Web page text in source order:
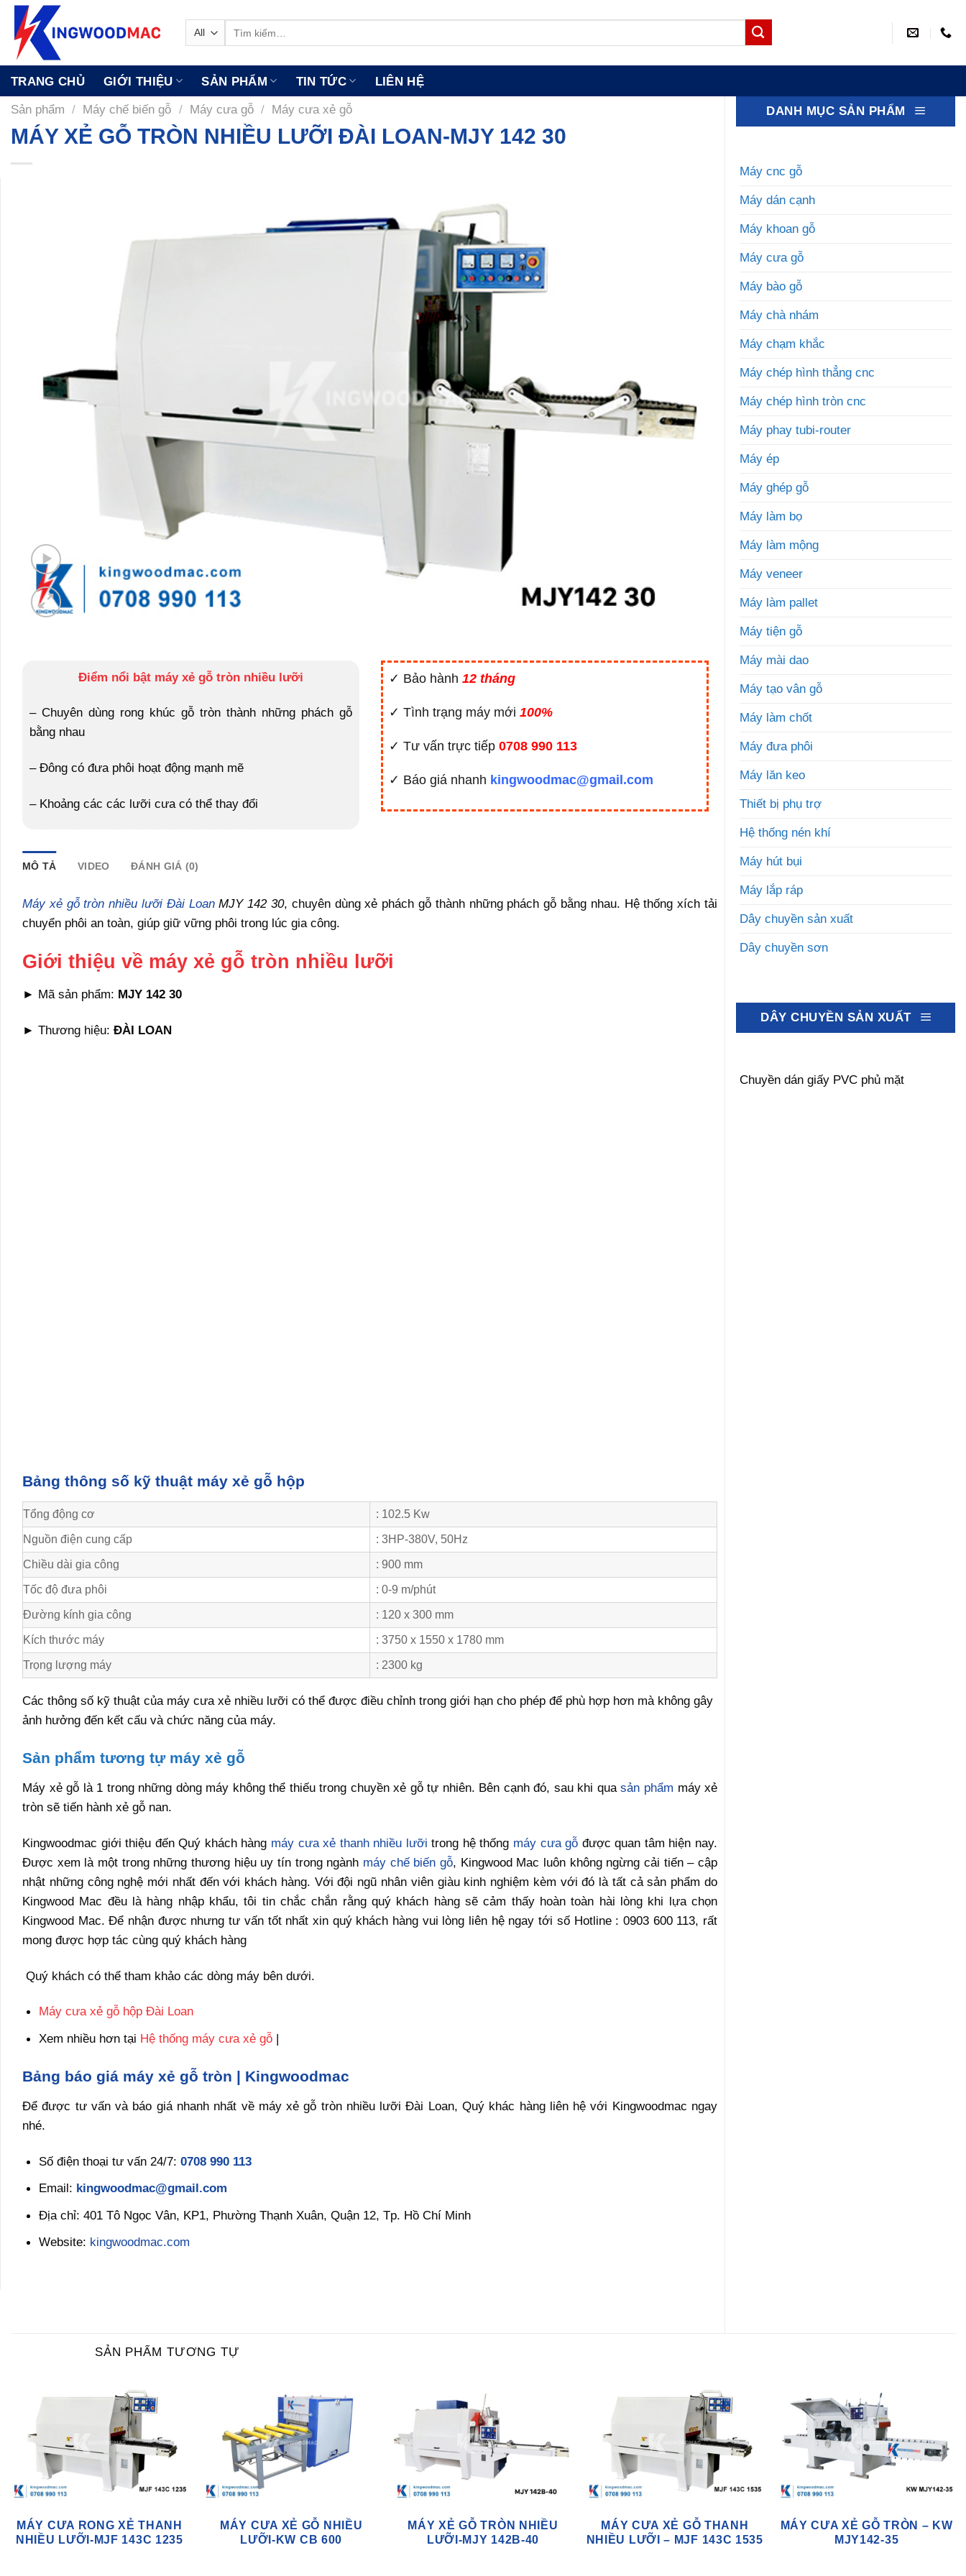
Skip
content
TRANG CHỦ GIỚI THIỆU SẢN PHẨM TIN TỨC
LIÊN HỆ
Sản phẩm / Máy chế biến gỗ / Máy cưa gỗ / Máy cưa xẻ gỗ
MÁY XẺ GỖ TRÒN NHIỀU LƯỠI ĐÀI LOAN-MJY 142 30
Điểm nổi bật máy xẻ gỗ tròn nhiều lưỡi
– Chuyên dùng rong khúc gỗ tròn thành những phách gỗ
bằng nhau
– Đông có đưa phôi hoạt động mạnh mẽ
– Khoảng các các lưỡi cưa có thể thay đổi
✓ Bảo hành 12 tháng
✓ Tình trạng máy mới 100%
✓ Tư vấn trực tiếp 0708 990 113
✓ Báo giá nhanh kingwoodmac@gmail.com
MÔ TẢ VIDEO ĐÁNH GIÁ (0)
Máy xẻ gỗ tròn nhiều lưỡi Đài LoanMJY 142 30, chuyên dùng xẻ phách gỗ thành những phách gỗ bằng nhau. Hệ thống xích tải
chuyển phôi an toàn, giúp giữ vững phôi trong lúc gia công.
Giới thiệu về máy xẻ gỗ tròn nhiều lưỡi
► Mã sản phẩm: MJY 142 30
► Thương hiệu: ĐÀI LOAN
Bảng thông số kỹ thuật máy xẻ gỗ hộp
Tổng động cơ : 102.5 Kw
Nguồn điện cung cấp : 3HP-380V, 50Hz
Chiều dài gia công : 900 mm
Tốc độ đưa phôi : 0-9 m/phút
Đường kính gia công : 120 x 300 mm
Kích thước máy : 3750 x 1550 x 1780 mm
Trọng lượng máy : 2300 kg
Các thông số kỹ thuật của máy cưa xẻ nhiều lưỡi có thể được điều chỉnh trong giới hạn cho phép để phù hợp hơn mà không gây
ảnh hưởng đến kết cấu và chức năng của máy.
Sản phẩm tương tự máy xẻ gỗ
Máy xẻ gỗ là 1 trong những dòng máy không thể thiếu trong chuyền xẻ gỗ tự nhiên. Bên cạnh đó, sau khi quasản phẩm máy xẻ
tròn sẽ tiến hành xẻ gỗ nan.
Kingwoodmac giới thiệu đến Quý khách hàng máy cưa xẻ thanh nhiều lưỡi trong hệ thống máy cưa gỗ được quan tâm hiện nay.
Được xem là một trong những thương hiệu uy tín trong ngành máy chế biến gỗ, Kingwood Mac luôn không ngừng cải tiến – cập
nhật những công nghệ mới nhất đến với khách hàng. Với đội ngũ nhân viên giàu kinh nghiệm kèm với đó là tất cả sản phẩm do
Kingwood Mac đều là hàng nhập khẩu, tôi tin chắc chắn rằng quý khách hàng sẽ cảm thấy hoàn toàn hài lòng khi lựa chọn
Kingwood Mac. Để nhận được nhưng tư vấn tốt nhất xin quý khách hàng vui lòng liên hệ ngay tới số Hotline : 0903 600 113, rất
mong được hợp tác cùng quý khách hàng
Quý khách có thể tham khảo các dòng máy bên dưới.
Máy cưa xẻ gỗ hộp Đài Loan
Xem nhiều hơn tại Hệ thống máy cưa xẻ gỗ|
Bảng báo giá máy xẻ gỗ tròn | Kingwoodmac
Để được tư vấn và báo giá nhanh nhất về máy xẻ gỗ tròn nhiều lưỡi Đài Loan, Quý khác hàng liên hệ với Kingwoodmac ngay
nhé.
Số điện thoại tư vấn 24/7: 0708 990 113
Email: kingwoodmac@gmail.com
Địa chỉ: 401 Tô Ngọc Vân, KP1, Phường Thạnh Xuân, Quận 12, Tp. Hồ Chí Minh
Website: kingwoodmac.com
DANH MỤC SẢN PHẨM
Máy cnc gỗ
Máy dán cạnh
Máy khoan gỗ
Máy cưa gỗ
Máy bào gỗ
Máy chà nhám
Máy chạm khắc
Máy chép hình thẳng cnc
Máy chép hình tròn cnc
Máy phay tubi-router
Máy ép
Máy ghép gỗ
Máy làm bọ
Máy làm mộng
Máy veneer
Máy làm pallet
Máy tiện gỗ
Máy mài dao
Máy tạo vân gỗ
Máy làm chốt
Máy đưa phôi
Máy lăn keo
Thiết bị phụ trợ
Hệ thống nén khí
Máy hút bụi
Máy lắp ráp
Dây chuyền sản xuất
Dây chuyền sơn
DÂY CHUYỀN SẢN XUẤT
Chuyền dán giấy PVC phủ mặt
SẢN PHẨM TƯƠNG TỰ
MÁY CƯA RONG XẺ THANH
NHIỀU LƯỠI-MJF 143C 1235
MÁY CƯA XẺ GỖ NHIỀU
LƯỠI-KW CB 600
MÁY XẺ GỖ TRÒN NHIỀU
LƯỠI-MJY 142B-40
MÁY CƯA XẺ GỖ THANH
NHIỀU LƯỠI – MJF 143C 1535
MÁY CƯA XẺ GỖ TRÒN – KW
MJY142-35